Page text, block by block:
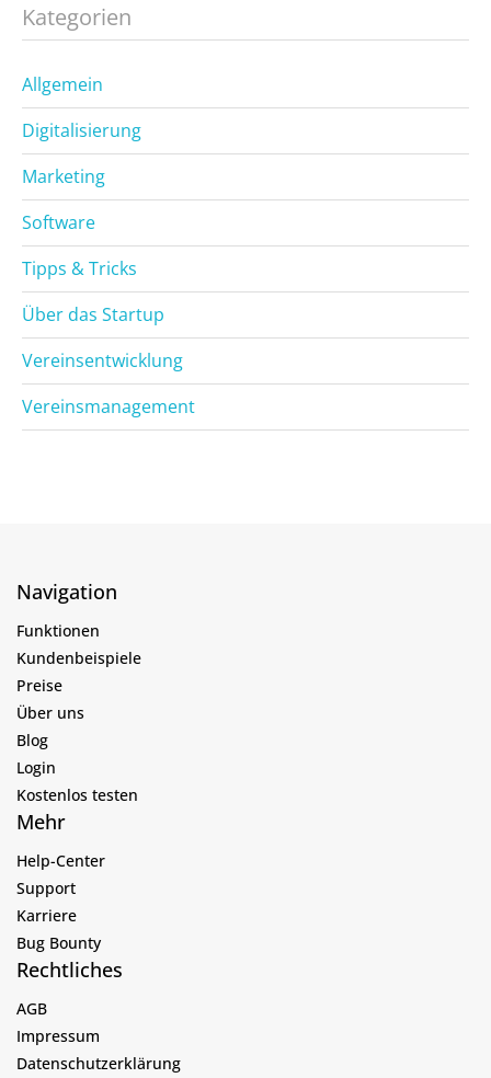
Kategorien
Allgemein
Digitalisierung
Marketing
Software
Tipps & Tricks
Über das Startup
Vereinsentwicklung
Vereinsmanagement
Navigation
Funktionen
Kundenbeispiele
Preise
Über uns
Blog
Login
Kostenlos testen
Mehr
Help-Center
Support
Karriere
Bug Bounty
Rechtliches
AGB
Impressum
Datenschutzerklärung